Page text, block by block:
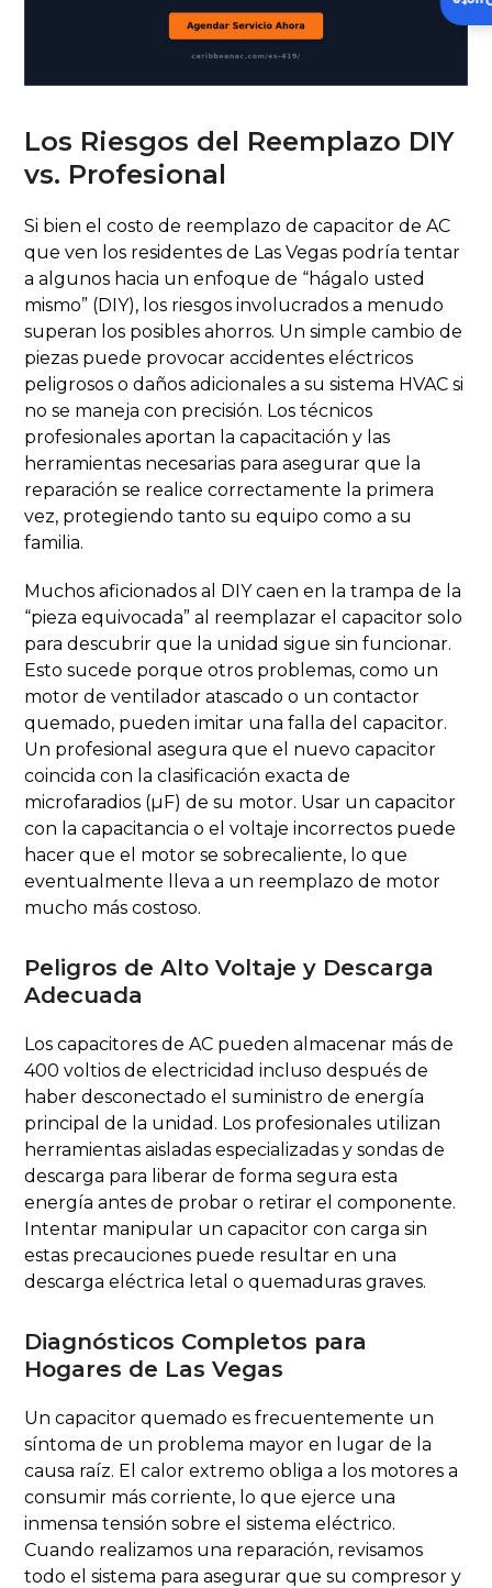
Los Riesgos del Reemplazo DIY
vs. Profesional
Si bien el costo de reemplazo de capacitor de AC
que ven los residentes de Las Vegas podría tentar
a algunos hacia un enfoque de “hágalo usted
mismo” (DIY), los riesgos involucrados a menudo
superan los posibles ahorros. Un simple cambio de
piezas puede provocar accidentes eléctricos
peligrosos o daños adicionales a su sistema HVAC si
no se maneja con precisión. Los técnicos
profesionales aportan la capacitación y las
herramientas necesarias para asegurar que la
reparación se realice correctamente la primera
vez, protegiendo tanto su equipo como a su
familia.
Muchos aficionados al DIY caen en la trampa de la
“pieza equivocada” al reemplazar el capacitor solo
para descubrir que la unidad sigue sin funcionar.
Esto sucede porque otros problemas, como un
motor de ventilador atascado o un contactor
quemado, pueden imitar una falla del capacitor.
Un profesional asegura que el nuevo capacitor
coincida con la clasificación exacta de
microfaradios (µF) de su motor. Usar un capacitor
con la capacitancia o el voltaje incorrectos puede
hacer que el motor se sobrecaliente, lo que
eventualmente lleva a un reemplazo de motor
mucho más costoso.
Peligros de Alto Voltaje y Descarga
Adecuada
Los capacitores de AC pueden almacenar más de
400 voltios de electricidad incluso después de
haber desconectado el suministro de energía
principal de la unidad. Los profesionales utilizan
herramientas aisladas especializadas y sondas de
descarga para liberar de forma segura esta
energía antes de probar o retirar el componente.
Intentar manipular un capacitor con carga sin
estas precauciones puede resultar en una
descarga eléctrica letal o quemaduras graves.
Diagnósticos Completos para
Hogares de Las Vegas
Un capacitor quemado es frecuentemente un
síntoma de un problema mayor en lugar de la
causa raíz. El calor extremo obliga a los motores a
consumir más corriente, lo que ejerce una
inmensa tensión sobre el sistema eléctrico.
Cuando realizamos una reparación, revisamos
todo el sistema para asegurar que su compresor y